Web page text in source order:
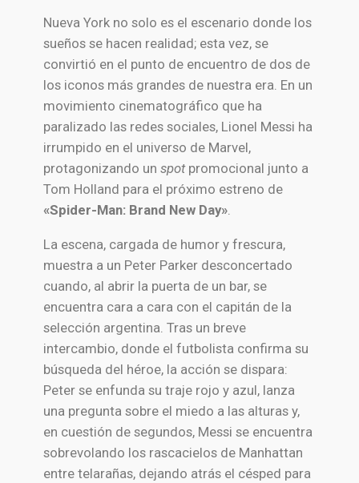
Nueva York no solo es el escenario donde los
sueños se hacen realidad; esta vez, se
convirtió en el punto de encuentro de dos de
los iconos más grandes de nuestra era. En un
movimiento cinematográfico que ha
paralizado las redes sociales, Lionel Messi ha
irrumpido en el universo de Marvel,
protagonizando un spotpromocional junto a
Tom Holland para el próximo estreno de
«Spider-Man: Brand New Day».
La escena, cargada de humor y frescura,
muestra a un Peter Parker desconcertado
cuando, al abrir la puerta de un bar, se
encuentra cara a cara con el capitán de la
selección argentina. Tras un breve
intercambio, donde el futbolista confirma su
búsqueda del héroe, la acción se dispara:
Peter se enfunda su traje rojo y azul, lanza
una pregunta sobre el miedo a las alturas y,
en cuestión de segundos, Messi se encuentra
sobrevolando los rascacielos de Manhattan
entre telarañas, dejando atrás el césped para